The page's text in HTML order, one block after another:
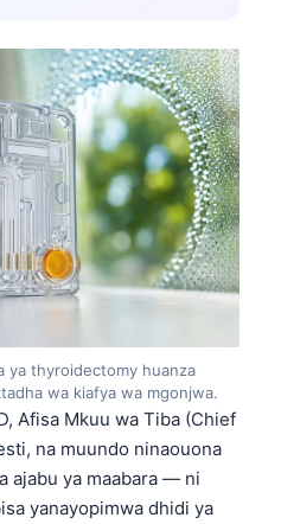
ya thyroidectomy huanza
wa kiafya wa mgonjwa.
Afisa Mkuu wa Tiba (Chief
na muundo ninaouona
ajabu ya maabara — ni
yanayopimwa dhidi ya